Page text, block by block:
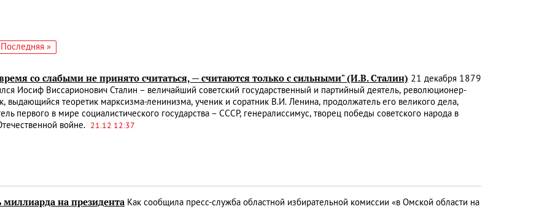
Последняя
Последняя »
со слабыми не принято считаться, — считаются только с сильными" (И.В. Сталин) 21 декабря 1879
Иосиф Виссарионович Сталин – величайший советский государственный и партийный деятель, революционер-
выдающийся теоретик марксизма-ленинизма, ученик и соратник В.И. Ленина, продолжатель его великого дела,
первого в мире социалистического государства – СССР, генералиссимус, творец победы советского народа в
войне.
21.12 12:37
миллиарда на президента Как сообщила пресс-служба областной избирательной комиссии «в Омской области на